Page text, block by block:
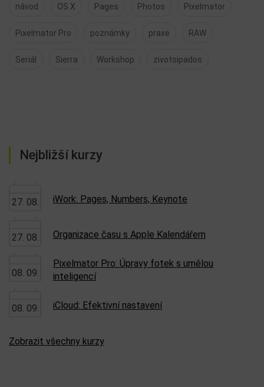
návod OS X Pages Photos Pixelmator
Pixelmator Pro poznámky praxe RAW
Seriál Sierra Workshop zivotsipados
Nejbližší kurzy
27. 08. iWork: Pages, Numbers, Keynote
27. 08. Organizace času s Apple Kalendářem
08. 09.
Pixelmator Pro: Úpravy fotek s umělou
inteligencí
08. 09. iCloud: Efektivní nastavení
Zobrazit všechny kurzy